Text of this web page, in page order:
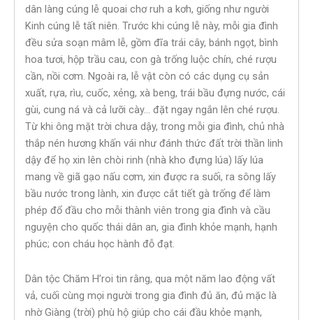
dân làng cúng lễ quoai chơ ruh a kơh, giống như người
Kinh cúng lễ tất niên. Trước khi cúng lễ này, mỗi gia đình
đều sửa soạn mâm lễ, gồm đĩa trái cây, bánh ngọt, bình
hoa tươi, hộp trầu cau, con gà trống luộc chín, ché rượu
cần, nồi cơm. Ngoài ra, lễ vật còn có các dụng cụ sản
xuất, rựa, rìu, cuốc, xẻng, xà beng, trái bầu đựng nước, cái
gùi, cung ná và cả lưỡi cày… đặt ngay ngắn lên ché rượu.
Từ khi ông mặt trời chưa dậy, trong mỗi gia đình, chủ nhà
thắp nén hương khấn vái như đánh thức đất trời thần linh
dậy để họ xin lên chòi rinh (nhà kho đựng lúa) lấy lúa
mang về giã gạo nấu cơm, xin được ra suối, ra sông lấy
bầu nước trong lành, xin được cắt tiết gà trống để làm
phép đổ đầu cho mỗi thành viên trong gia đình và cầu
nguyện cho quốc thái dân an, gia đình khỏe mạnh, hạnh
phúc; con cháu học hành đỗ đạt.
Dân tộc Chăm H’roi tin rằng, qua một năm lao động vất
vả, cuối cùng mọi người trong gia đình đủ ăn, đủ mặc là
nhờ Giàng (trời) phù hộ giúp cho cái đầu khỏe mạnh,